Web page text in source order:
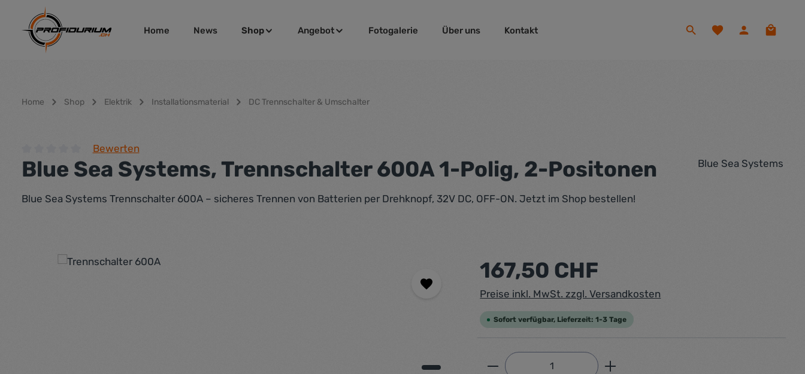
Hauptinhalt springen
Zur Hauptnavigation springen
Home News Shop Angebot Fotogalerie Über uns Kontakt
Du hast 0 Produkte
Home Shop Elektrik Installationsmaterial DC Trennschalter & Umschalter
Durchschnittliche Bewertung von 0 von 5 Sternen
Bewerten
Blue Sea Systems, Trennschalter 600A 1-Polig, 2-Positonen Blue Sea Systems
Blue Sea Systems Trennschalter 600A – sicheres Trennen von Batterien per Drehknopf, 32V DC, OFF-ON. Jetzt im Shop bestellen!
Bildergalerie überspringen Regulärer Preis:
167,50 CHF
Preise inkl. MwSt. zzgl. Versandkosten
Sofort verfügbar, Lieferzeit: 1-3 Tage
Produkt Anzahl: Gib den gewünschten Wert